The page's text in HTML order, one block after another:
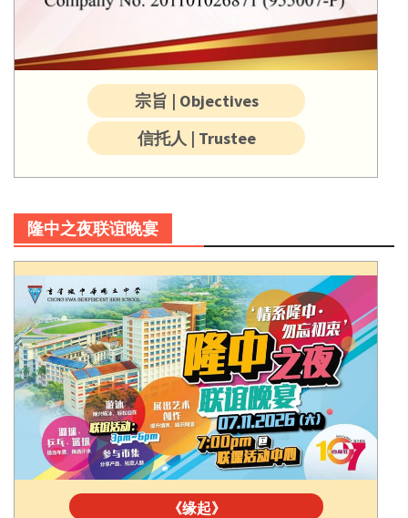
宗旨 | Objectives
信托人 | Trustee
隆中之夜联谊晚宴
《缘起》